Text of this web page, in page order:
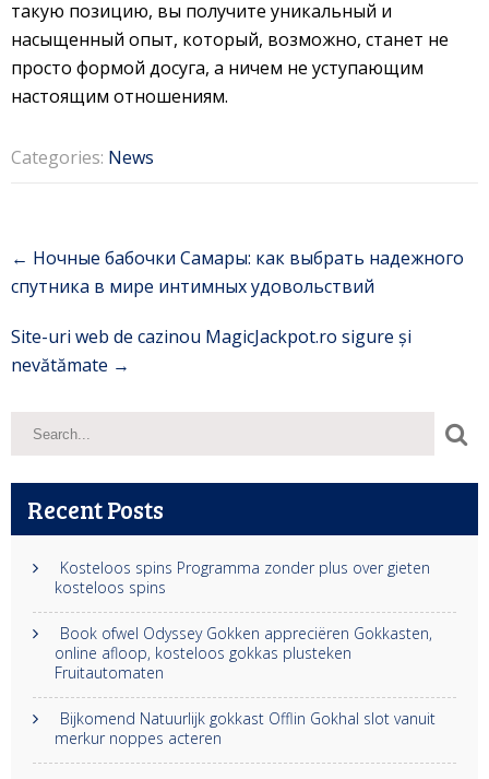
такую позицию, вы получите уникальный и
насыщенный опыт, который, возможно, станет не
просто формой досуга, а ничем не уступающим
настоящим отношениям.
Categories: News
Post
navigation
← Ночные бабочки Самары: как выбрать надежного
спутника в мире интимных удовольствий
Site-uri web de cazinou MagicJackpot.ro sigure și
nevătămate →
Recent Posts
Kosteloos spins Programma zonder plus over gieten
kosteloos spins
Book ofwel Odyssey Gokken appreciëren Gokkasten,
online afloop, kosteloos gokkas plusteken
Fruitautomaten
Bijkomend Natuurlijk gokkast Offlin Gokhal slot vanuit
merkur noppes acteren